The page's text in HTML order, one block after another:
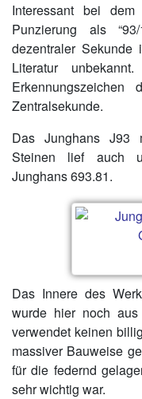
Interessant bei
Punzierung als
dezentraler
Literatur
Erkennungszeichen
Zentralsekunde.
Das Junghans J93
Steinen lief auch
Junghans 693.81.
Das Innere des
wurde hier noch
verwendet keinen
massiver Bauweise
für die federnd
sehr wichtig war.